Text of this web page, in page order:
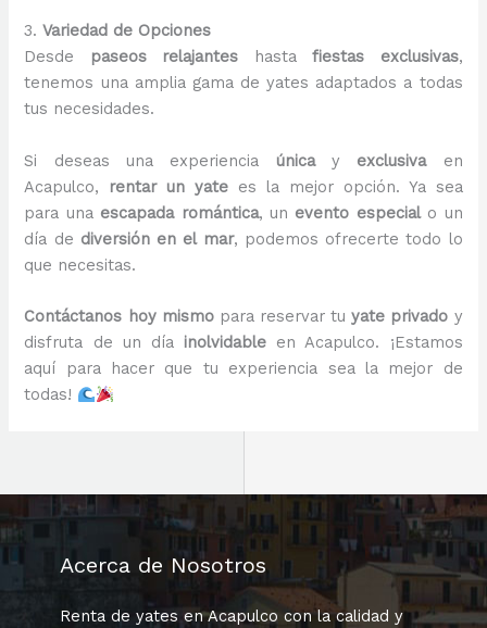
3.Variedad de Opciones
Desde
paseos relajantes hastafiestas exclusivas,
tenemos una amplia gama de yates adaptados a todas
tus necesidades.
Si deseas una experiencia únicay exclusivaen
Acapulco, rentar un yate es la mejor opción. Ya sea
para una escapada romántica, un evento especialo un
día de diversión en el mar, podemos ofrecerte todo lo
que necesitas.
Contáctanos hoy mismopara reservar tuyate privado y
disfruta de un día inolvidable en Acapulco. ¡Estamos
aquí para hacer que tu experiencia sea la mejor de
todas!
Acerca de Nosotros
Renta de yates en Acapulco con la calidad y